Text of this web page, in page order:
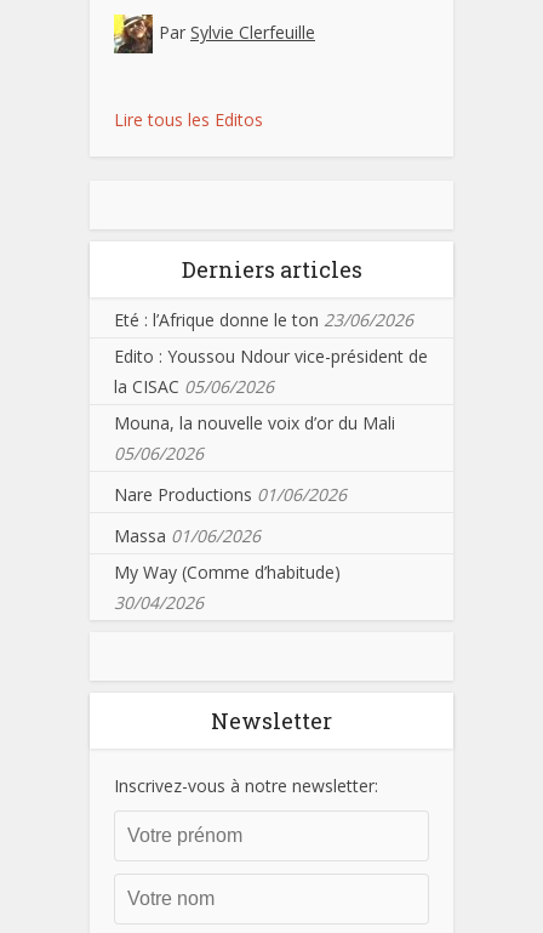
Par Sylvie Clerfeuille
Lire tous les Editos
Derniers articles
Eté : l’Afrique donne le ton 23/06/2026
Edito : Youssou Ndour vice-président de
la CISAC 05/06/2026
Mouna, la nouvelle voix d’or du Mali
05/06/2026
Nare Productions 01/06/2026
Massa 01/06/2026
My Way (Comme d’habitude)
30/04/2026
Newsletter
Inscrivez-vous à notre newsletter: